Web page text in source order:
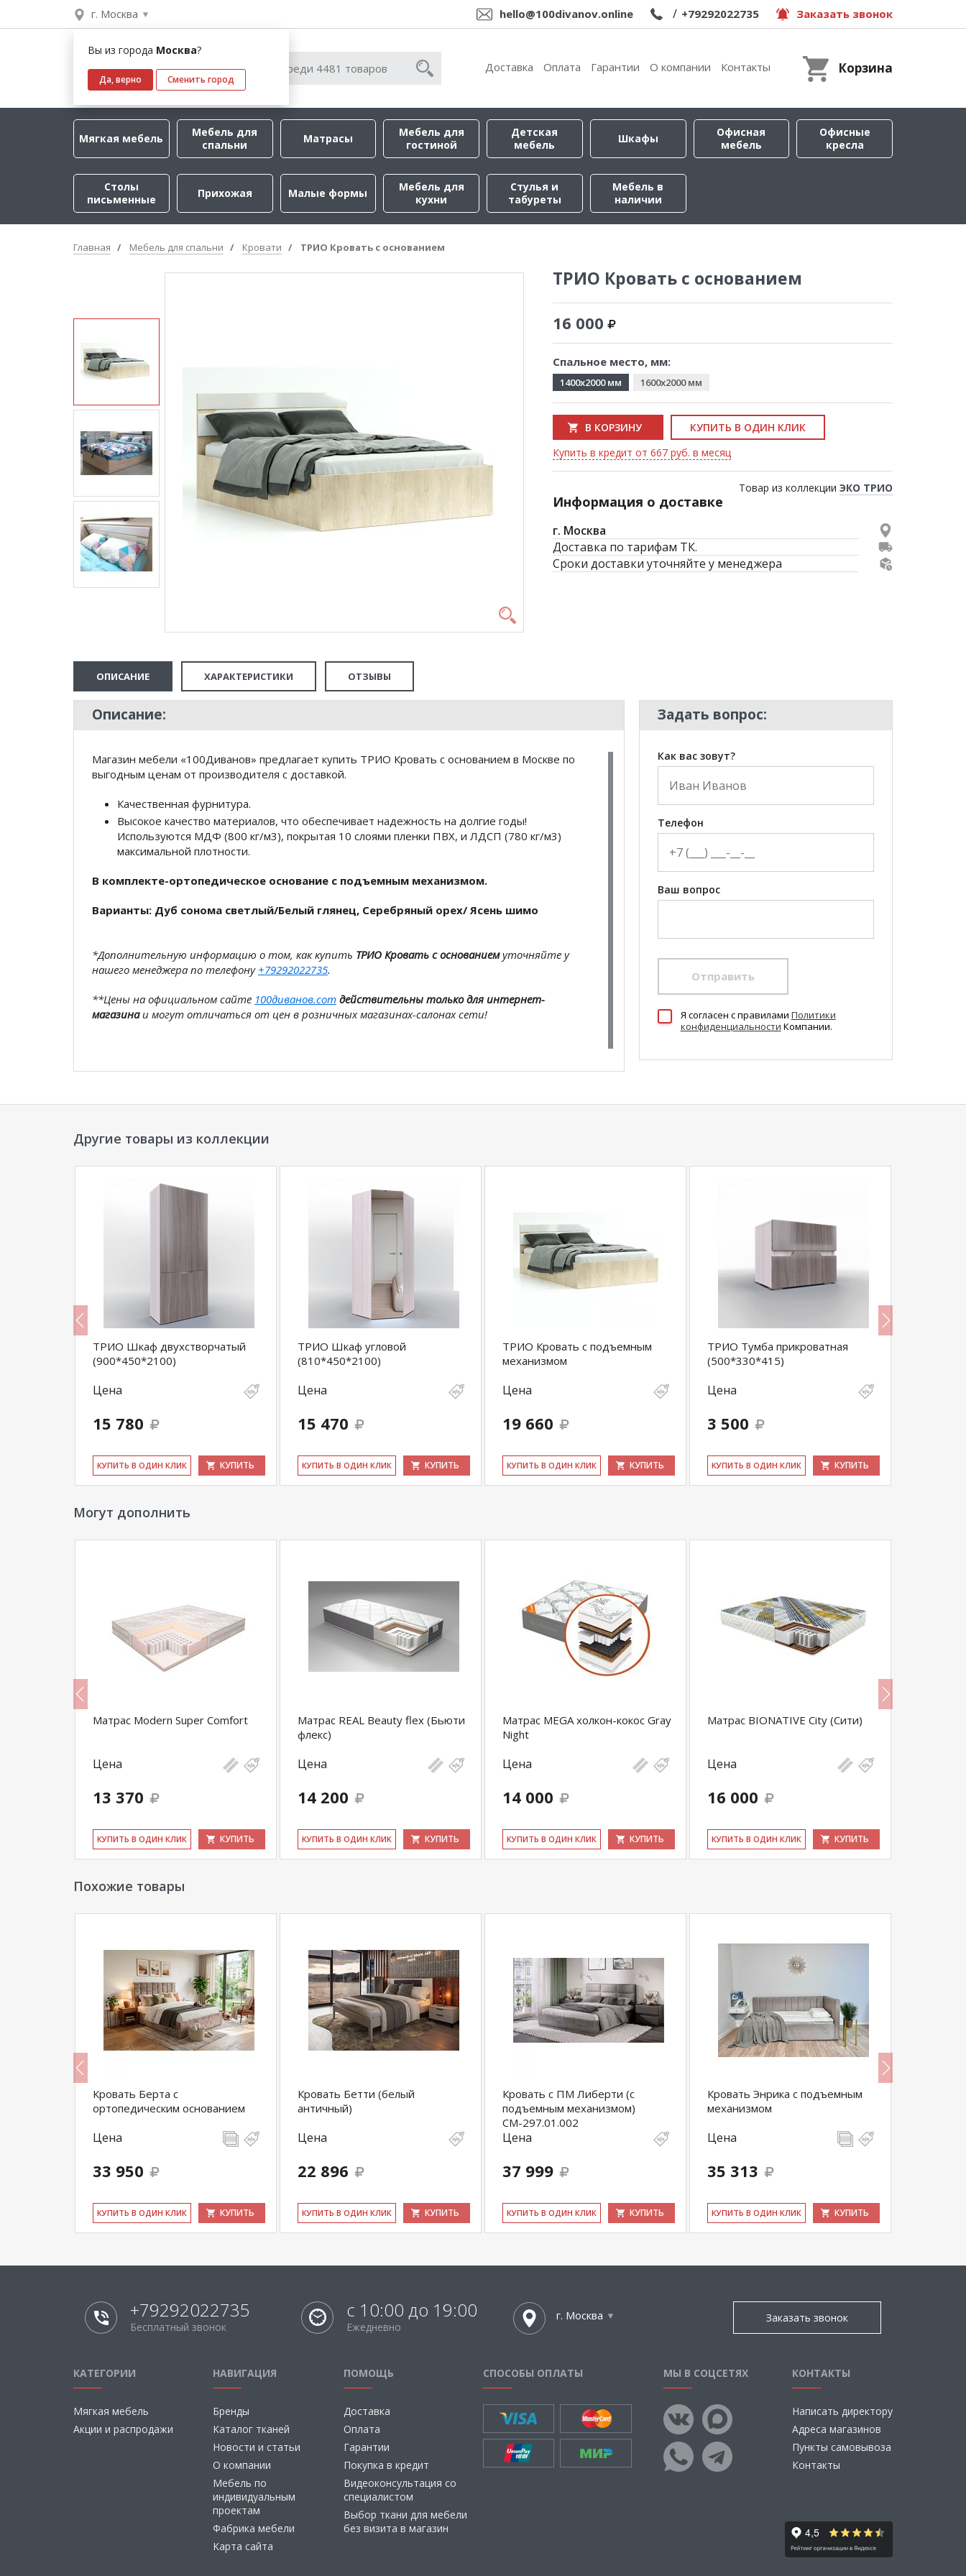
г. Москва
Вы из города Москва?
Да, верно Сменить город
hello@100divanov.online / +79292022735 Заказать звонок
Доставка Оплата Гарантии О компании Контакты Корзина
Мягкая мебель
Мебель для
спальни
Матрасы
Мебель для
гостиной
Детская
мебель
Шкафы
Офисная
мебель
Офисные
кресла
Столы
письменные
Прихожая Малые формы
Мебель для
кухни
Стулья и
табуреты
Мебель в
наличии
Главная Мебель для спальни Кровати ТРИО Кровать с основанием
ТРИО Кровать с основанием
16 000
Спальное место, мм:
1400x2000 мм 1600x2000 мм
В КОРЗИНУ
КУПИТЬ В ОДИН КЛИК
Купить в кредит от 667 руб. в месяц
Товар из коллекции ЭКО ТРИО
Информация о доставке
г. Москва
Доставка по тарифам ТК.
Сроки доставки уточняйте у менеджера
ОПИСАНИЕ ХАРАКТЕРИСТИКИ ОТЗЫВЫ
Описание:
Магазин мебели «100Диванов» предлагает купить ТРИО Кровать с основанием в Москве по
выгодным ценам от производителя с доставкой.
Качественная фурнитура.
Высокое качество материалов, что обеспечивает надежность на долгие годы!
Используются МДФ (800 кг/м3), покрытая 10 слоями пленки ПВХ, и ЛДСП (780 кг/м3)
максимальной плотности.
В комплекте-ортопедическое основание с подъемным механизмом.
Варианты: Дуб сонома светлый/Белый глянец, Серебряный орех/ Ясень шимо
*Дополнительную информацию о том, как купить ТРИО Кровать с основаниемуточняйте у
нашего менеджера по телефону +79292022735.
**Цены на официальном сайте 100диванов.com действительны только для интернет-
магазинаи могут отличаться от цен в розничных магазинах-салонах сети!
Задать вопрос:
Как вас зовут?
Телефон
Ваш вопрос
Отправить
Я согласен c правилами Политики
конфиденциальности Компании.
Другие товары из коллекции
ТРИО Шкаф двухстворчатый
(900*450*2100)
Цена
15 780
КУ­ПИТЬ В ОДИН КЛИК КУПИТЬ
ТРИО Шкаф угловой
(810*450*2100)
Цена
15 470
КУ­ПИТЬ В ОДИН КЛИК КУПИТЬ
ТРИО Кровать с подъемным
механизмом
Цена
19 660
КУ­ПИТЬ В ОДИН КЛИК КУПИТЬ
ТРИО Тумба прикроватная
(500*330*415)
Цена
3 500
КУ­ПИТЬ В ОДИН КЛИК КУПИТЬ
Могут дополнить
Матрас Modern Super Comfort
Цена
13 370
КУ­ПИТЬ В ОДИН КЛИК КУПИТЬ
Матрас REAL Beauty flex (Бьюти
флекс)
Цена
14 200
КУ­ПИТЬ В ОДИН КЛИК КУПИТЬ
Матрас MEGA холкон-кокос Gray
Night
Цена
14 000
КУ­ПИТЬ В ОДИН КЛИК КУПИТЬ
Матрас BIONATIVE City (Сити)
Цена
16 000
КУ­ПИТЬ В ОДИН КЛИК КУПИТЬ
Похожие товары
Кровать Берта с
ортопедическим основанием
Цена
33 950
КУ­ПИТЬ В ОДИН КЛИК КУПИТЬ
Кровать Бетти (белый
античный)
Цена
22 896
КУ­ПИТЬ В ОДИН КЛИК КУПИТЬ
Кровать с ПМ Либерти (с
подъемным механизмом)
СМ-297.01.002
Цена
37 999
КУ­ПИТЬ В ОДИН КЛИК КУПИТЬ
Кровать Энрика с подъемным
механизмом
Цена
35 313
КУ­ПИТЬ В ОДИН КЛИК КУПИТЬ
+79292022735
Бесплатный звонок
с 10:00 до 19:00
Ежедневно
г. Москва Заказать звонок
КАТЕГОРИИ
Мягкая мебель
Акции и распродажи
НАВИГАЦИЯ
Бренды
Каталог тканей
Новости и статьи
О компании
Мебель по
индивидуальным
проектам
Фабрика мебели
Карта сайта
ПОМОЩЬ
Доставка
Оплата
Гарантии
Покупка в кредит
Видеоконсультация со
специалистом
Выбор ткани для мебели
без визита в магазин
СПОСОБЫ ОПЛАТЫ МЫ В СОЦСЕТЯХ КОНТАКТЫ
Написать директору
Адреса магазинов
Пункты самовывоза
Контакты